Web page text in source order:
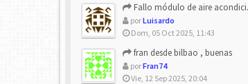
Fallo módulo de aire acondicionado
porLuisardo
Dom, 05 Oct 2025, 11:43
fran desde bilbao , buenas
porFran74
Vie, 12 Sep 2025, 20:04